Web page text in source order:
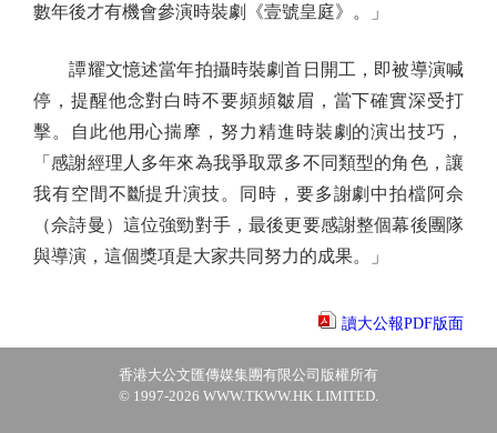
數年後才有機會參演時裝劇《壹號皇庭》。」
譚耀文憶述當年拍攝時裝劇首日開工，即被導演喊
停，提醒他念對白時不要頻頻皺眉，當下確實深受打
擊。自此他用心揣摩，努力精進時裝劇的演出技巧，
「感謝經理人多年來為我爭取眾多不同類型的角色，讓
我有空間不斷提升演技。同時，要多謝劇中拍檔阿佘
（佘詩曼）這位強勁對手，最後更要感謝整個幕後團隊
與導演，這個獎項是大家共同努力的成果。」
讀大公報PDF版面
香港大公文匯傳媒集團有限公司版權所有
© 1997-2026 WWW.TKWW.HK LIMITED.